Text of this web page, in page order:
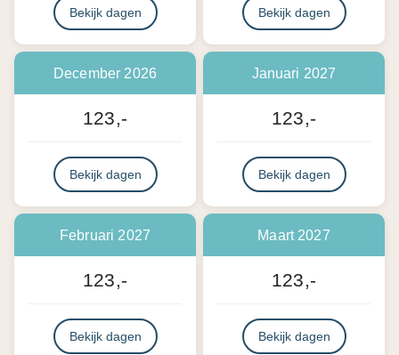
Bekijk dagen Bekijk dagen
December 2026
123,-
Bekijk dagen
Januari 2027
123,-
Bekijk dagen
Februari 2027
123,-
Bekijk dagen
Maart 2027
123,-
Bekijk dagen